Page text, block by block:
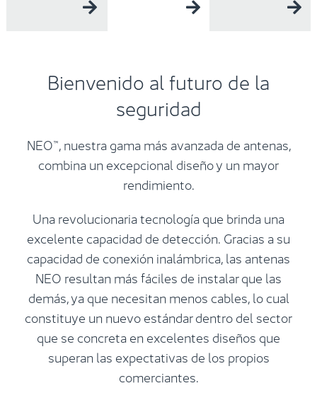
Bienvenido al futuro de la
seguridad
NEO™, nuestra gama más avanzada de antenas,
combina un excepcional diseño y un mayor
rendimiento.
Una revolucionaria tecnología que brinda una
excelente capacidad de detección. Gracias a su
capacidad de conexión inalámbrica, las antenas
NEO resultan más fáciles de instalar que las
demás, ya que necesitan menos cables, lo cual
constituye un nuevo estándar dentro del sector
que se concreta en excelentes diseños que
superan las expectativas de los propios
comerciantes.